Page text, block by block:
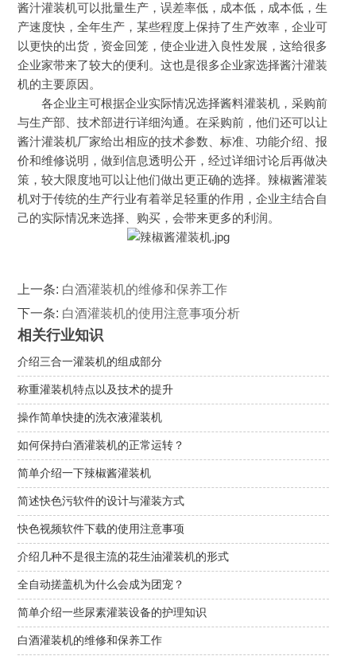
酱汁灌装机可以批量生产，误差率低，成本低，成本低，生
产速度快，全年生产，某些程度上保持了生产效率，企业可
以更快的出货，资金回笼，使企业进入良性发展，这给很多
企业家带来了较大的便利。这也是很多企业家选择酱汁灌装
机的主要原因。
各企业主可根据企业实际情况选择酱料灌装机，采购前
与生产部、技术部进行详细沟通。在采购前，他们还可以让
酱汁灌装机厂家给出相应的技术参数、标准、功能介绍、报
价和维修说明，做到信息透明公开，经过详细讨论后再做决
策，较大限度地可以让他们做出更正确的选择。辣椒酱灌装
机对于传统的生产行业有着举足轻重的作用，企业主结合自
己的实际情况来选择、购买，会带来更多的利润。
上一条: 白酒灌装机的维修和保养工作
下一条: 白酒灌装机的使用注意事项分析
相关行业知识
介绍三合一灌装机的组成部分
称重灌装机特点以及技术的提升
操作简单快捷的洗衣液灌装机
如何保持白酒灌装机的正常运转？
简单介绍一下辣椒酱灌装机
简述快色污软件的设计与灌装方式
快色视频软件下载的使用注意事项
介绍几种不是很主流的花生油灌装机的形式
全自动搓盖机为什么会成为团宠？
简单介绍一些尿素灌装设备的护理知识
白酒灌装机的维修和保养工作